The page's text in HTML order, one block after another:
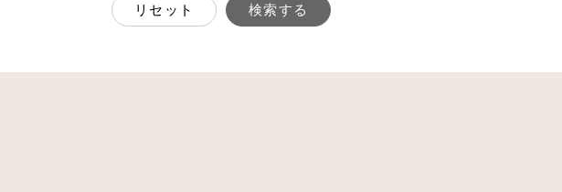
リセット 検索する